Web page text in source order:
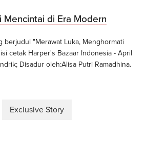
Mencintai di Era Modern
berjudul "Merawat Luka, Menghormati
cetak Harper's Bazaar Indonesia - April
Disadur oleh:Alisa Putri Ramadhina.
Exclusive Story